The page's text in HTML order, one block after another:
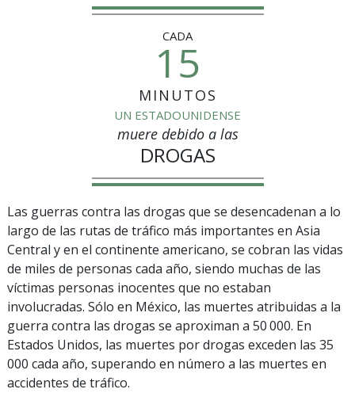
CADA
15
MINUTOS
UN ESTADOUNIDENSE
muere debido a las
DROGAS
Las guerras contra las drogas que se desencadenan a lo
largo de las rutas de tráfico más importantes en Asia
Central y en el continente americano, se cobran las vidas
de miles de personas cada año, siendo muchas de las
víctimas personas inocentes que no estaban
involucradas. Sólo en México, las muertes atribuidas a la
guerra contra las drogas se aproximan a 50 000. En
Estados Unidos, las muertes por drogas exceden las 35
000 cada año, superando en número a las muertes en
accidentes de tráfico.